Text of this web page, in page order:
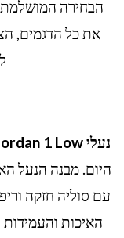
את כל הדגמים,
נעלי Jordan 1 Low
היום. מבנה הנעל
עם סוליה חזקה
האיכות